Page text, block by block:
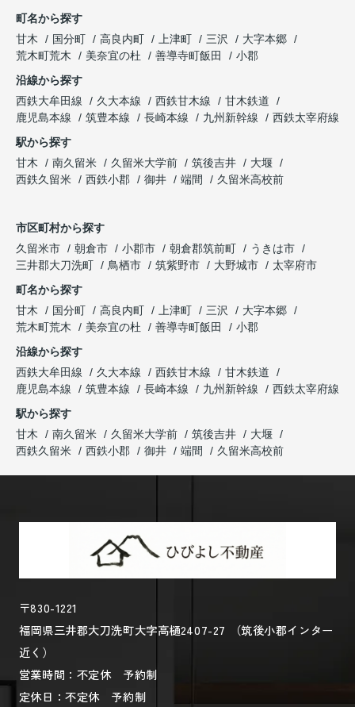
町名から探す
甘木
国分町 高良内町 上津町 三沢
大字本郷
荒木町荒木
美奈宜の杜 善導寺町飯田
小郡
沿線から探す
西鉄大牟田線
久大本線 西鉄甘木線
甘木鉄道
鹿児島本線
筑豊本線 長崎本線 九州新幹線
西鉄太宰府線
駅から探す
甘木
南久留米 久留米大学前 筑後吉井
大堰
西鉄久留米
西鉄小郡 御井 端間 久留米高校前
市区町村から探す
久留米市
朝倉市 小郡市 朝倉郡筑前町
うきは市
三井郡大刀洗町
鳥栖市 筑紫野市 大野城市
太宰府市
町名から探す
甘木
国分町 高良内町 上津町 三沢
大字本郷
荒木町荒木
美奈宜の杜 善導寺町飯田
小郡
沿線から探す
西鉄大牟田線
久大本線 西鉄甘木線
甘木鉄道
鹿児島本線
筑豊本線 長崎本線 九州新幹線
西鉄太宰府線
駅から探す
甘木
南久留米 久留米大学前 筑後吉井
大堰
西鉄久留米
西鉄小郡 御井 端間 久留米高校前
〒830-1221
福岡県三井郡大刀洗町大字高樋2407-27 （筑後小郡インター
近く）
営業時間：不定休 予約制
定休日：不定休 予約制